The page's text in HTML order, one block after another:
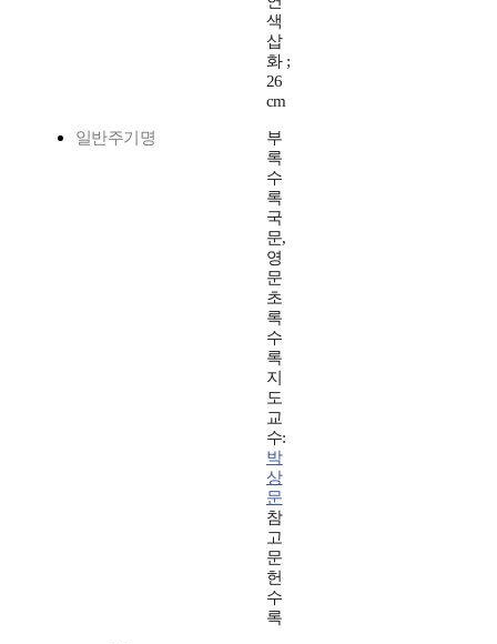
색
삽
화 ;
26
cm
일반주기명
부
록
수
록
국
문,
영
문
초
록
수
록
지
도
교
수:
박
상
문
참
고
문
헌
수
록